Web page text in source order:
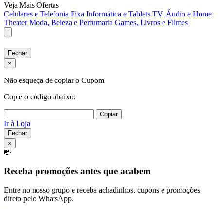
Veja Mais Ofertas
Celulares e Telefonia Fixa Informática e Tablets TV, Áudio e Home
TheaterModa, Beleza e Perfumaria Games, Livros e Filmes
Fechar
×
Não esqueça de copiar o Cupom
Copie o código abaixo:
Copiar
Ir à Loja
Fechar
×
💸
Receba promoções antes que acabem
Entre no nosso grupo e receba achadinhos, cupons e promoções
direto pelo WhatsApp.